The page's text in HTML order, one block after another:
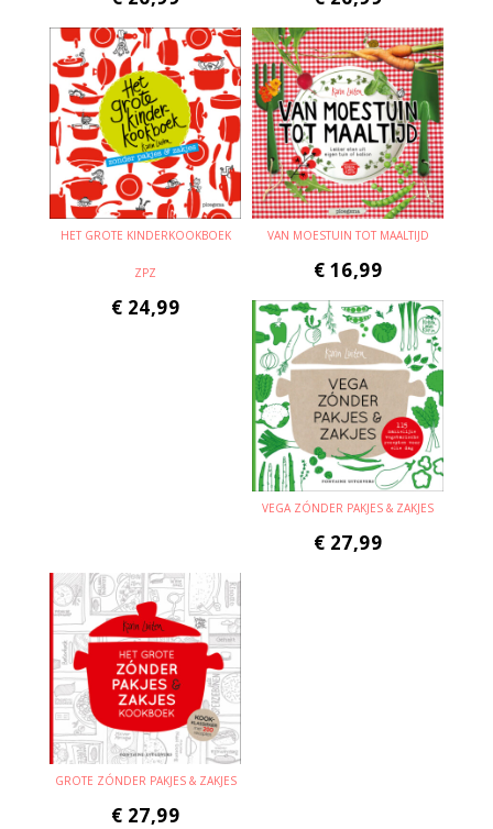
HET GROTE KINDERKOOKBOEK
ZPZ
€ 24,99
VAN MOESTUIN TOT MAALTIJD
€ 16,99
VEGA ZÓNDER PAKJES & ZAKJES
€ 27,99
GROTE ZÓNDER PAKJES & ZAKJES
€ 27,99